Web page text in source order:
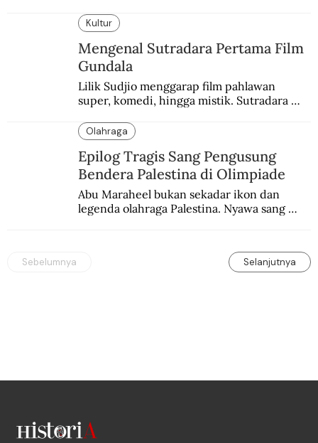
ketegangan antara orang Yahudi dan
penduduk Arab.
Kultur
Mengenal Sutradara Pertama Film
Gundala
Lilik Sudjio menggarap film pahlawan
super, komedi, hingga mistik. Sutradara
Olahraga
Epilog Tragis Sang Pengusung
Bendera Palestina di Olimpiade
Abu Maraheel bukan sekadar ikon dan
legenda olahraga Palestina. Nyawa sang
Sebelumnya Selanjutnya